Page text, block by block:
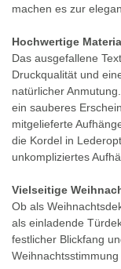
machen es zur
Hochwertige
Das ausgefallene
Druckqualität und
natürlicher
ein sauberes
mitgelieferte
die Kordel in
unkompliziertes
Vielseitige
Ob als
als einladende
festlicher Blickfang